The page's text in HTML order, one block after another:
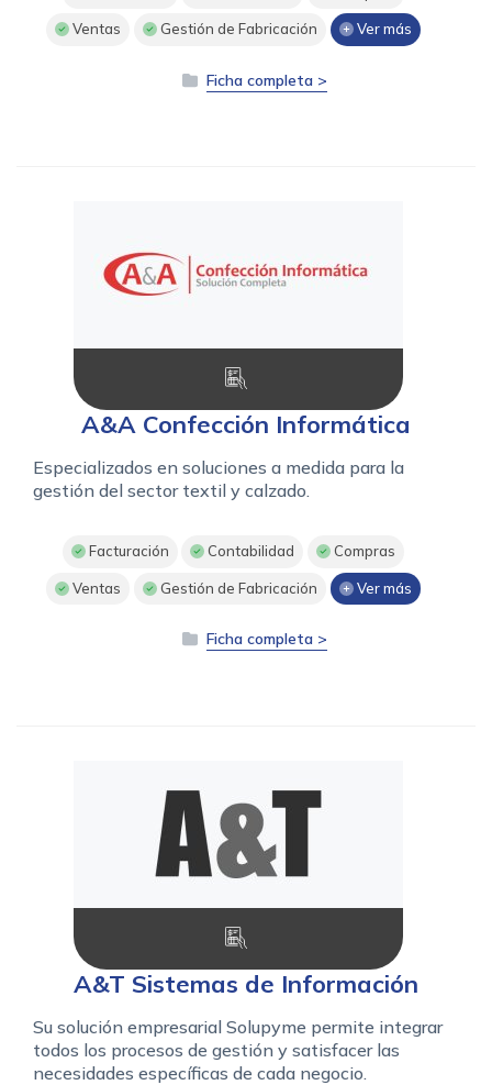
Ventas Gestión de Fabricación Ver más
Ficha completa >
A&A Confección Informática
Especializados en soluciones a medida para la
gestión del sector textil y calzado.
Facturación Contabilidad Compras
Ventas Gestión de Fabricación Ver más
Ficha completa >
A&T Sistemas de Información
Su solución empresarial Solupyme permite integrar
todos los procesos de gestión y satisfacer las
necesidades específicas de cada negocio.